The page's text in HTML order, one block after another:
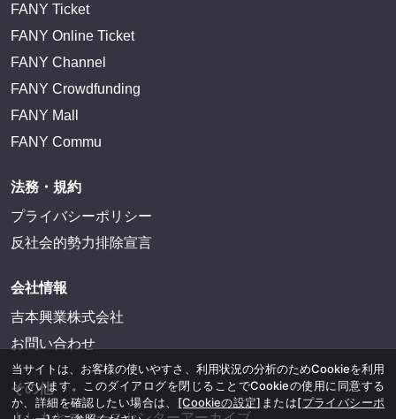
FANY Ticket
FANY Online Ticket
FANY Channel
FANY Crowdfunding
FANY Mall
FANY Commu
法務・規約
プライバシーポリシー
反社会的勢力排除宣言
会社情報
吉本興業株式会社
お問い合わせ
その他
当サイトは、お客様の使いやすさ、利用状況の分析のためCookieを利用
しています。このダイアログを閉じることでCookieの使用に同意する
か、詳細を確認したい場合は、 [Cookieの設定] または[プライバシーポ